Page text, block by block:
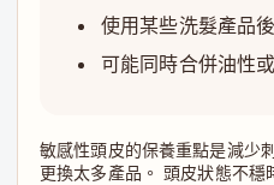
使用某些洗髮產品
可能同時合併油性
敏感性頭皮的保養重點是減少
更換太多產品。 頭皮狀態不